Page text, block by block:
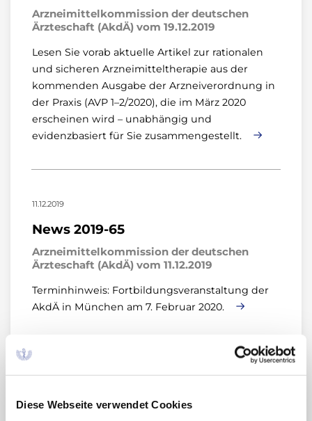
Diese Webseite verwendet Cookies
Arzneimittelkommission der deutschen
Ärzteschaft (AkdÄ) vom 19.12.2019
Lesen Sie vorab aktuelle Artikel zur rationalen
und sicheren Arzneimitteltherapie aus der
kommenden Ausgabe der Arzneiverordnung in
der Praxis (AVP 1–2/2020), die im März 2020
erscheinen wird – unabhängig und
evidenzbasiert für Sie zusammengestellt.
11.12.2019
News 2019-65
Arzneimittelkommission der deutschen
Ärzteschaft (AkdÄ) vom 11.12.2019
Terminhinweis: Fortbildungsveranstaltung der
AkdÄ in München am 7. Februar 2020.
10.12.2019
News 2019-63